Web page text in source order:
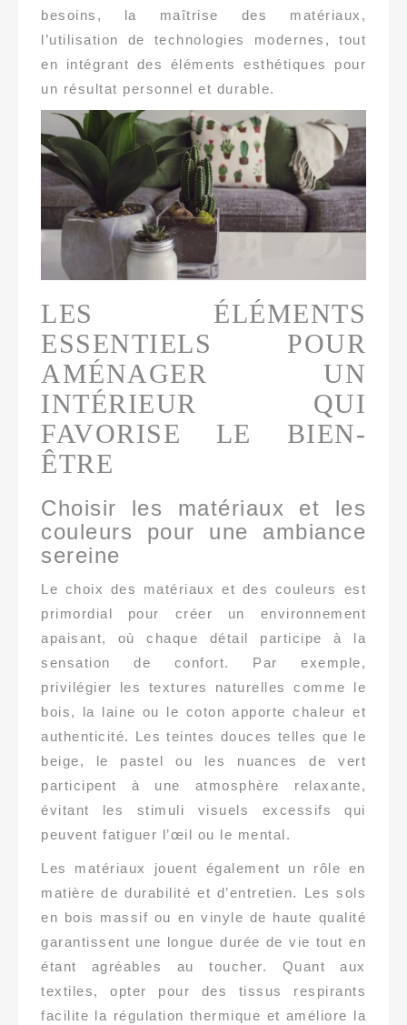
besoins, la maîtrise des matériaux,
l’utilisation de technologies modernes, tout
en intégrant des éléments esthétiques pour
un résultat personnel et durable.
LES ÉLÉMENTS
ESSENTIELS POUR
AMÉNAGER UN
INTÉRIEUR QUI
FAVORISE LE BIEN-
ÊTRE
Choisir les matériaux et les
couleurs pour une ambiance
sereine
Le choix des matériaux et des couleurs est
primordial pour créer un environnement
apaisant, où chaque détail participe à la
sensation de confort. Par exemple,
privilégier les textures naturelles comme le
bois, la laine ou le coton apporte chaleur et
authenticité. Les teintes douces telles que le
beige, le pastel ou les nuances de vert
participent à une atmosphère relaxante,
évitant les stimuli visuels excessifs qui
peuvent fatiguer l’œil ou le mental.
Les matériaux jouent également un rôle en
matière de durabilité et d’entretien. Les sols
en bois massif ou en vinyle de haute qualité
garantissent une longue durée de vie tout en
étant agréables au toucher. Quant aux
textiles, opter pour des tissus respirants
facilite la régulation thermique et améliore la